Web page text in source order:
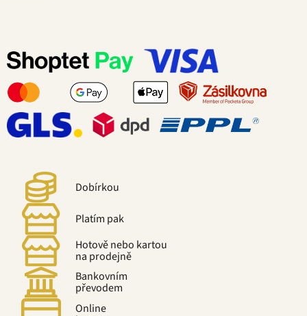
Dobírkou
Platím pak
Hotově nebo kartou
na prodejně
Bankovním
převodem
Online